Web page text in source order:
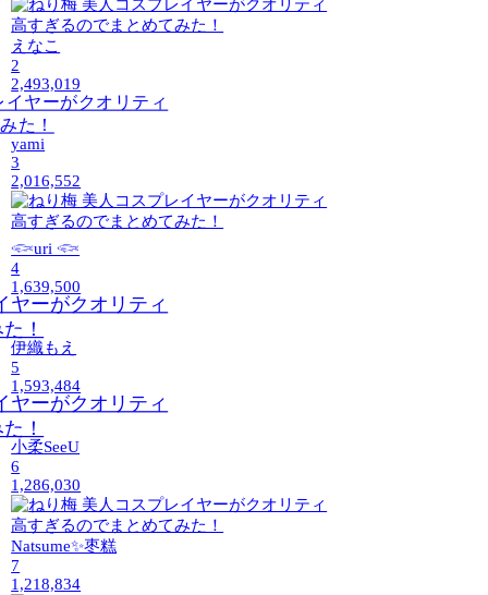
えなこ
2
2,493,019
yami
3
2,016,552
𓆟uri 𓆟
4
1,639,500
伊織もえ
5
1,593,484
小柔SeeU
6
1,286,030
Natsume✨枣糕
7
1,218,834